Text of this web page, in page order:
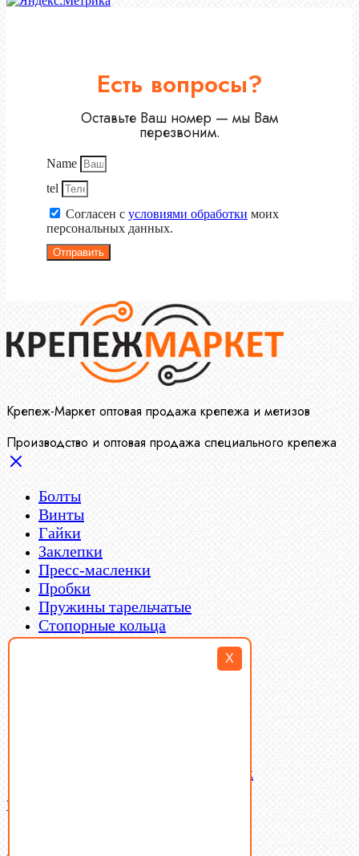
X
Есть вопросы?
Оставьте Ваш номер — мы Вам
перезвоним.
Name
tel
Согласен с условиями обработки моих
персональных данных.
Отправить
Крепеж-Маркет оптовая продажа крепежа и метизов
Производство и оптовая продажа специального крепежа
Болты
Винты
Гайки
Заклепки
Пресс-масленки
Пробки
Пружины тарельчатые
Стопорные кольца
Такелаж
Латунный и бронзовый крепеж
Ваша корзина